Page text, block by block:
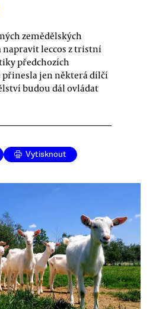
zemědělských
leccos z tristní
předchozích
přinesla jen některá dílčí
budou dál ovládat
Vytisknout